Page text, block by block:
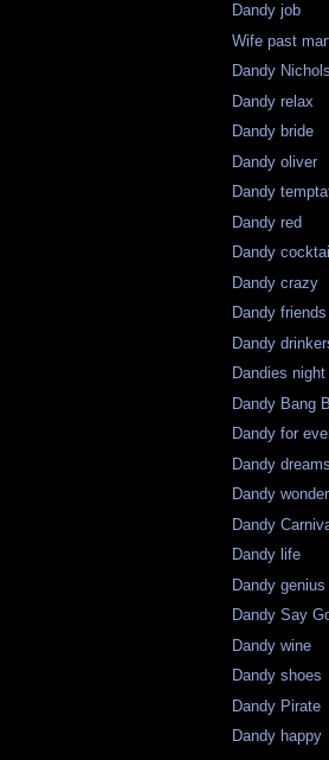
Dandy job
Wife past
Dandy
Dandy relax
Dandy bride
Dandy oliver
Dandy
Dandy red
Dandy cocktail
Dandy crazy
Dandy friends
Dandy
Dandies night
Dandy Bang
Dandy for
Dandy dreams
Dandy
Dandy
Dandy life
Dandy genius
Dandy Say
Dandy wine
Dandy shoes
Dandy Pirate
Dandy happy